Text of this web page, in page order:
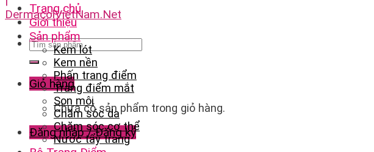
Giỏ hàng
Chưa có sản phẩm trong giỏ hàng.
Đăng nhập / Đăng ký
Trang chủ
Giới thiệu
Sản phẩm
Kem lót
Kem nền
Phấn trang điểm
Trang điểm mắt
Son môi
Chăm sóc da
Chăm sóc cơ thể
Nước tẩy trang